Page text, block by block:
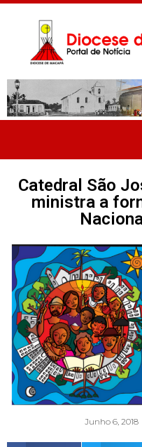
Catedral São
ministra a
Junho 6, 2018